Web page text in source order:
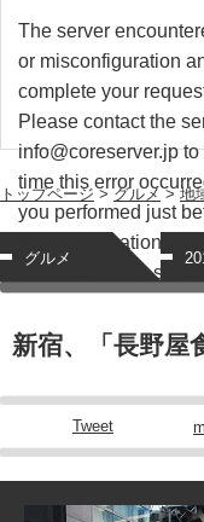
The server
or misconfiguration
complete your
Please contact the
info@coreserver.jp
time this error
you performed just
More information
available in the
トップページ >グルメ >地
グルメ
新宿、「長野屋
Tweet